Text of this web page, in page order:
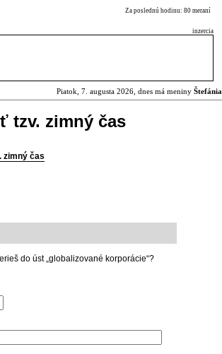
Za poslednú hodinu: 80 meraní
inzercia
Piatok, 7. augusta 2026, dnes má meniny Štefánia
tzv. zimný čas
zimný čas
do úst „globalizované korporácie“?